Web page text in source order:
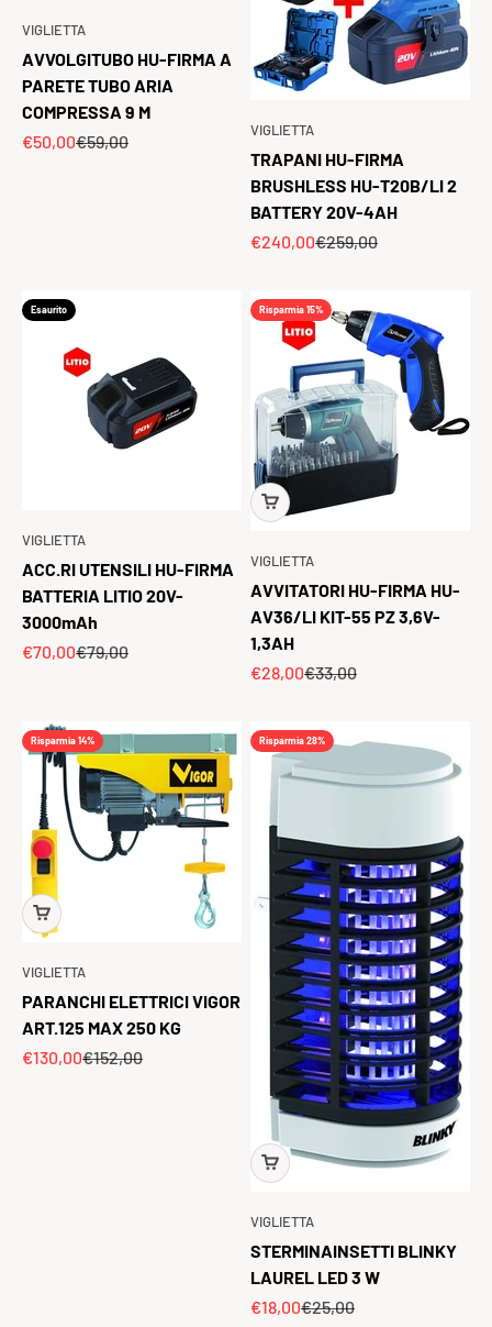
VIGLIETTA
AVVOLGITUBO HU-FIRMA A
PARETE TUBO ARIA
COMPRESSA 9 M
Prezzo scontato
€50,00Prezzo
€59,00
VIGLIETTA
TRAPANI HU-FIRMA
BRUSHLESS HU-T20B/LI 2
BATTERY 20V-4AH
Prezzo scontato
€240,00Prezzo
€259,00
Esaurito
VIGLIETTA
ACC.RI UTENSILI HU-FIRMA
BATTERIA LITIO 20V-
3000mAh
Prezzo scontato
€70,00Prezzo
€79,00
Risparmia 15%
VIGLIETTA
AVVITATORI HU-FIRMA HU-
AV36/LI KIT-55 PZ 3,6V-
1,3AH
Prezzo scontato
€28,00Prezzo
€33,00
Risparmia 14%
VIGLIETTA
PARANCHI ELETTRICI VIGOR
ART.125 MAX 250 KG
Prezzo scontato
€130,00Prezzo
€152,00
Risparmia 28%
VIGLIETTA
STERMINAINSETTI BLINKY
LAUREL LED 3 W
Prezzo scontato
€18,00Prezzo
€25,00